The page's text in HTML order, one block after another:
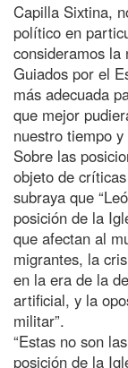
Capilla Sixtina,
político en
consideramos la
Guiados por el
más adecuada
que mejor
nuestro tiempo
Sobre las
objeto de
subraya que
posición de la
que afectan al
migrantes, la
en la era de la
artificial, y la
militar”.
“Estas no son
posición de la